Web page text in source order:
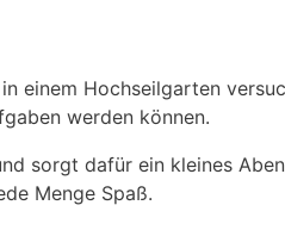
einem Hochseilgarten
werden können.
sorgt dafür ein kleines
Menge Spaß.